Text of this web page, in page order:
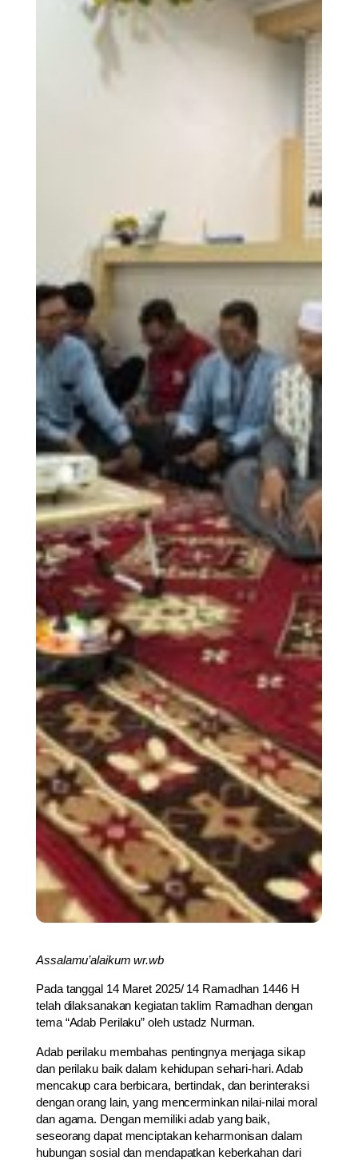
Assalamu’alaikum wr.wb
Pada tanggal 14 Maret 2025/ 14 Ramadhan 1446 H
telah dilaksanakan kegiatan taklim Ramadhan dengan
tema “Adab Perilaku” oleh ustadz Nurman.
Adab perilaku membahas pentingnya menjaga sikap
dan perilaku baik dalam kehidupan sehari-hari. Adab
mencakup cara berbicara, bertindak, dan berinteraksi
dengan orang lain, yang mencerminkan nilai-nilai moral
dan agama. Dengan memiliki adab yang baik,
seseorang dapat menciptakan keharmonisan dalam
hubungan sosial dan mendapatkan keberkahan dari